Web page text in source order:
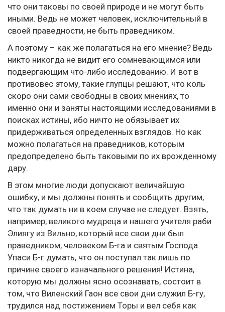
что они таковы по своей природе и не могут быть
иными. Ведь не может человек, исключительный в
своей праведности, не быть праведником.
А поэтому – как же полагаться на его мнение? Ведь
никто никогда не видит его сомневающимся или
подвергающим что-либо исследованию. И вот в
противовес этому, такие глупцы решают, что коль
скоро они сами свободны в своих мнениях, то
именно они и заняты настоящими исследованиями в
поисках истины, ибо ничто не обязывает их
придерживаться определенных взглядов. Но как
можно полагаться на праведников, которым
предопределено быть таковыми по их врожденному
дару.
В этом многие люди допускают величайшую
ошибку, и мы должны понять и сообщить другим,
что так думать ни в коем случае не следует. Взять,
например, великого мудреца и нашего учителя раби
Элиягу из Вильно, который все свои дни был
праведником, человеком Б-га и святым Господа.
Упаси Б-г думать, что он поступал так лишь по
причине своего изначального решения! Истина,
которую мы должны ясно осознавать, состоит в
том, что Виленский Гаон все свои дни служил Б-гу,
трудился над постижением Торы и вел себя как